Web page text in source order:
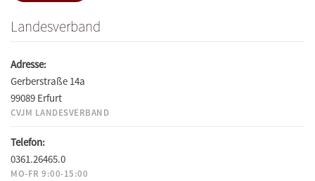
Landesverband
Adresse:
Gerberstraße 14a
99089 Erfurt
CVJM LANDESVERBAND
Telefon:
0361.26465.0
MO-FR 9:00-15:00